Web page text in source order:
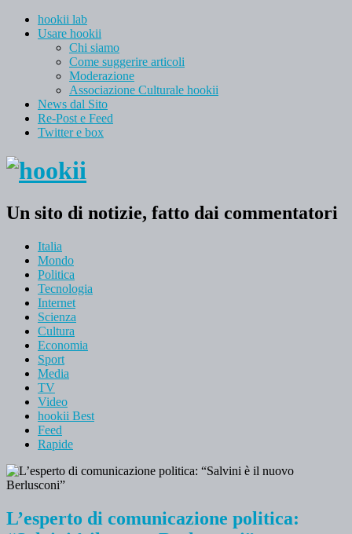
hookii lab
Usare hookii
Chi siamo
Come suggerire articoli
Moderazione
Associazione Culturale hookii
News dal Sito
Re-Post e Feed
Twitter e box
Un sito di notizie, fatto dai commentatori
Italia
Mondo
Politica
Tecnologia
Internet
Scienza
Cultura
Economia
Sport
Media
TV
Video
hookii Best
Feed
Rapide
L’esperto di comunicazione politica: